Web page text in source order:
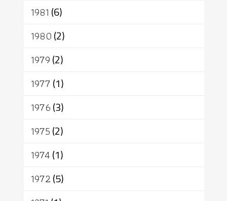
1981 (6)
1980(2)
1979(2)
1977(1)
1976(3)
1975(2)
1974(1)
1972(5)